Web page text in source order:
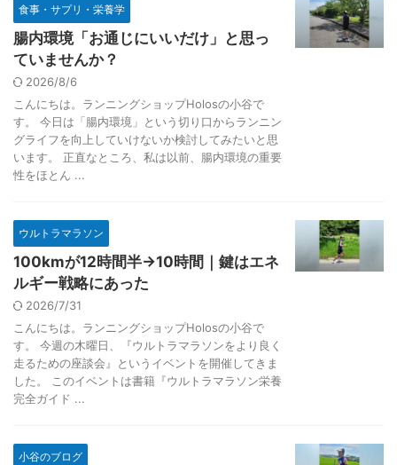
食事・サプリ・栄養学
腸内環境「お通じにいいだけ」と思っ
ていませんか？
2026/8/6
こんにちは。ランニングショップHolosの小谷で
す。 今日は「腸内環境」という切り口からランニン
グライフを向上していけないか検討してみたいと思
います。 正直なところ、私は以前、腸内環境の重要
性をほとん ...
ウルトラマラソン
100kmが12時間半→10時間｜鍵はエネ
ルギー戦略にあった
2026/7/31
こんにちは。ランニングショップHolosの小谷で
す。 今週の木曜日、『ウルトラマラソンをより良く
走るための座談会』というイベントを開催してきま
した。 このイベントは書籍『ウルトラマラソン栄養
完全ガイド ...
小谷のブログ